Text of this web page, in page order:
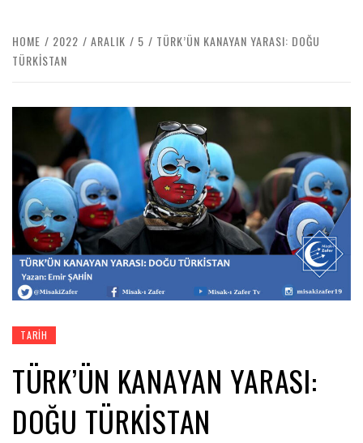
HOME 2022 ARALIK 5
TÜRK’ÜN KANAYAN YARASI: DOĞU
TÜRKİSTAN
TARIH
TÜRK’ÜN KANAYAN YARASI:
DOĞU TÜRKİSTAN